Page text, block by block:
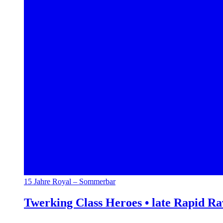
15 Jahre Royal – Sommerbar
Twerking Class Heroes • late Rapid